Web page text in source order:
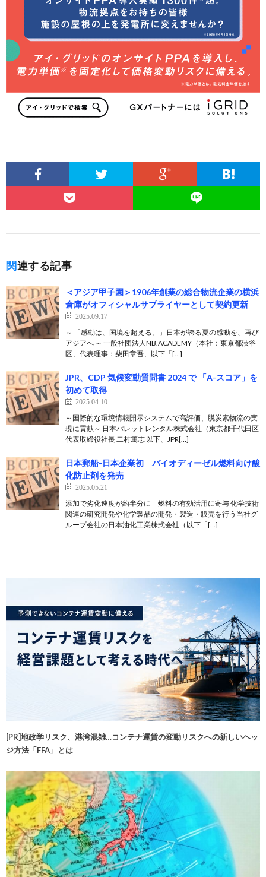
関連する記事
＜アジア甲子園＞1906年創業の総合物流企業の横浜
倉庫がオフィシャルサプライヤーとして契約更新
2025.09.17
～ 「感動は、国境を超える。」日本が誇る夏の感動を、再び
アジアへ ～ 一般社団法人NB.ACADEMY（本社：東京都渋谷
区、代表理事：柴田章吾、以下「[…]
JPR、CDP 気候変動質問書 2024 で 「A-スコア」を
初めて取得
2025.04.10
～国際的な環境情報開示システムで高評価、脱炭素物流の実
現に貢献～ 日本パレットレンタル株式会社（東京都千代田区
代表取締役社長 二村篤志 以下、JPR[…]
日本郵船-日本企業初 バイオディーゼル燃料向け酸
化防止剤を発売
2025.05.21
添加で劣化速度が約半分に 燃料の有効活用に寄与 化学技術
関連の研究開発や化学製品の開発・製造・販売を行う当社グ
ループ会社の日本油化工業株式会社（以下「[…]
[PR]地政学リスク、港湾混雑…コンテナ運賃の変動リスクへの新しいヘッ
ジ方法「FFA」とは